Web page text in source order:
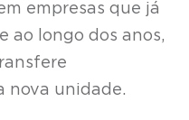
empresas que já
ao longo dos anos,
nova unidade.